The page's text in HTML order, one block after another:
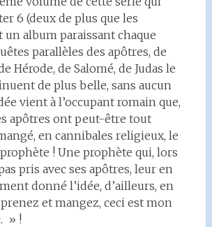
6 (deux de plus que les
un album paraissant chaque
parallèles des apôtres, de
Hérode, de Salomé, de Judas le
de plus belle, sans aucun
vient à l’occupant romain que,
apôtres ont peut-être tout
en cannibales religieux, le
! Une prophète qui, lors
pris avec ses apôtres, leur en
donné l’idée, d’ailleurs, en
et mangez, ceci est mon
» !